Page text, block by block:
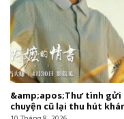
&amp;apos;Thư tình gửi
chuyện cũ lại thu hút